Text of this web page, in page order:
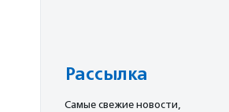
Рассылка
Cамые свежие новости,